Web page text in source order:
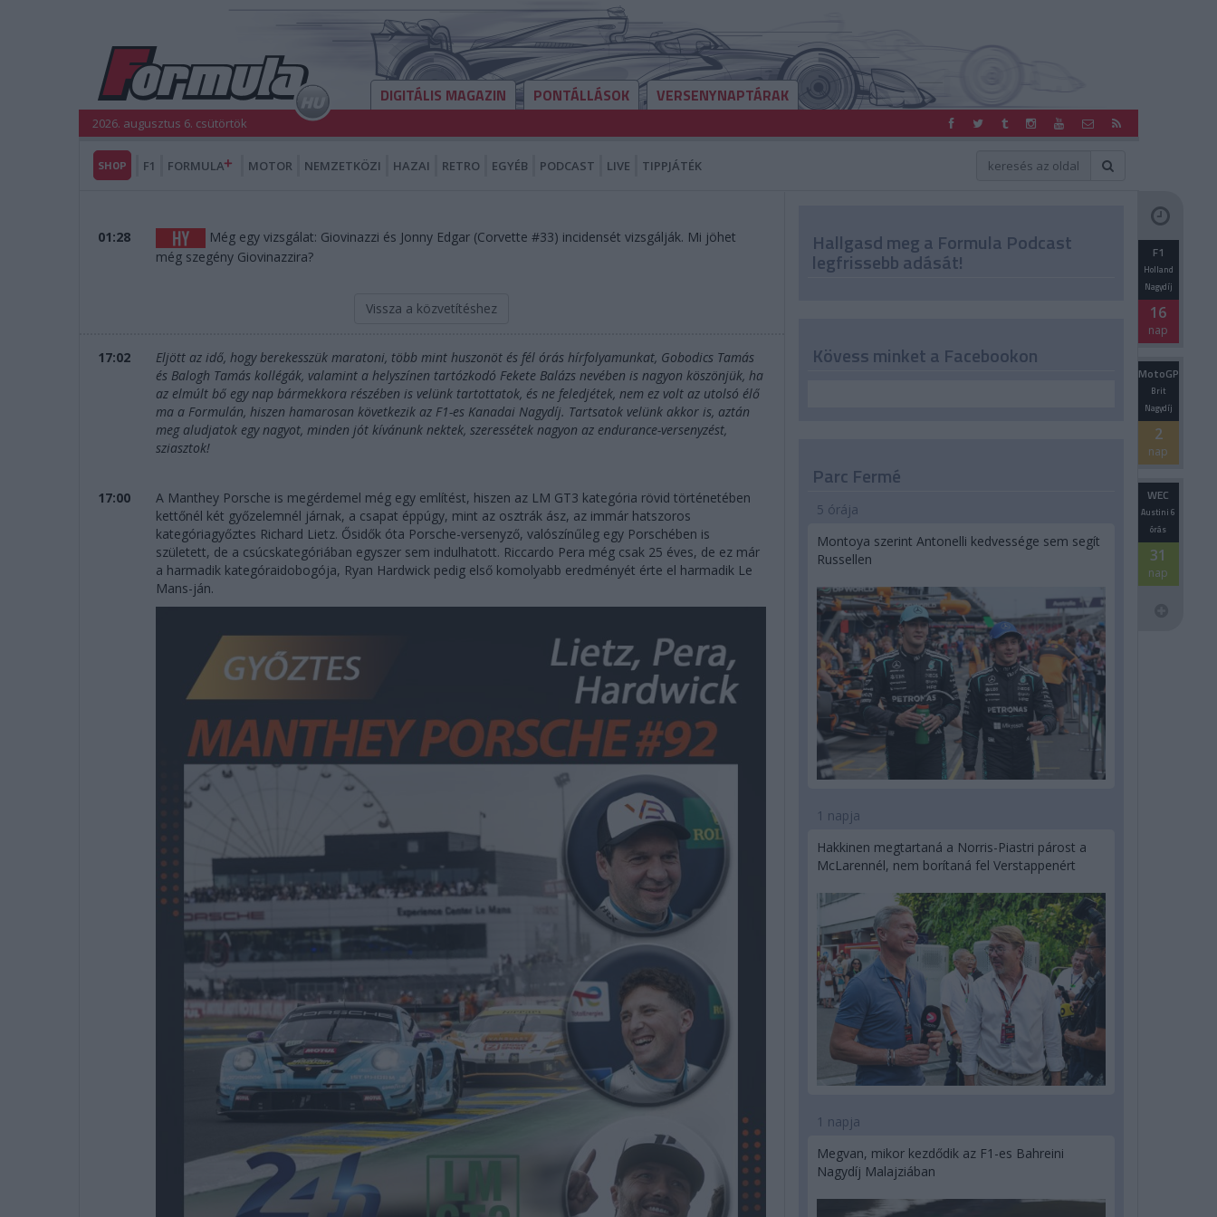
DIGITÁLIS MAGAZIN PONTÁLLÁSOK VERSENYNAPTÁRAK
2026. augusztus 6. csütörtök
SHOP F1 FORMULA MOTOR NEMZETKÖZI HAZAI RETRO EGYÉB PODCAST LIVE TIPPJÁTÉK
01:28
Még egy vizsgálat: Giovinazzi és Jonny Edgar (Corvette #33) incidensét vizsgálják. Mi jöhet
még szegény Giovinazzira?
Vissza a közvetítéshez
17:02
Eljött az idő, hogy berekesszük maratoni, több mint huszonöt és fél órás hírfolyamunkat, Gobodics Tamás
és Balogh Tamás kollégák, valamint a helyszínen tartózkodó Fekete Balázs nevében is nagyon köszönjük, ha
az elmúlt bő egy nap bármekkora részében is velünk tartottatok, és ne feledjétek, nem ez volt az utolsó élő
ma a Formulán, hiszen hamarosan következik az F1-es Kanadai Nagydíj. Tartsatok velünk akkor is, aztán
meg aludjatok egy nagyot, minden jót kívánunk nektek, szeressétek nagyon az endurance-versenyzést,
sziasztok!
17:00
A Manthey Porsche is megérdemel még egy említést, hiszen az LM GT3 kategória rövid történetében
kettőnél két győzelemnél járnak, a csapat éppúgy, mint az osztrák ász, az immár hatszoros
kategóriagyőztes Richard Lietz. Ősidők óta Porsche-versenyző, valószínűleg egy Porschében is
született, de a csúcskategóriában egyszer sem indulhatott. Riccardo Pera még csak 25 éves, de ez már
a harmadik kategóraidobogója, Ryan Hardwick pedig első komolyabb eredményét érte el harmadik Le
Mans-ján.
Hallgasd meg a Formula Podcast
legfrissebb adását! F1
Holland
Nagydíj
16
nap
MotoGP
Brit
Nagydíj
2
nap
WEC
Austini 6
órás
31
nap
Kövess minket a Facebookon
Parc Fermé
5 órája
Montoya szerint Antonelli kedvessége sem segít
Russellen
1 napja
Hakkinen megtartaná a Norris-Piastri párost a
McLarennél, nem borítaná fel Verstappenért
1 napja
Megvan, mikor kezdődik az F1-es Bahreini
Nagydíj Malajziában